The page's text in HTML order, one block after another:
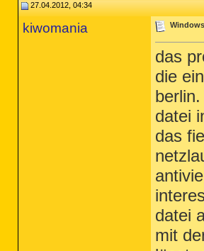
27.04.2012, 04:34
kiwomania
das
die
datei
das
datei
mit